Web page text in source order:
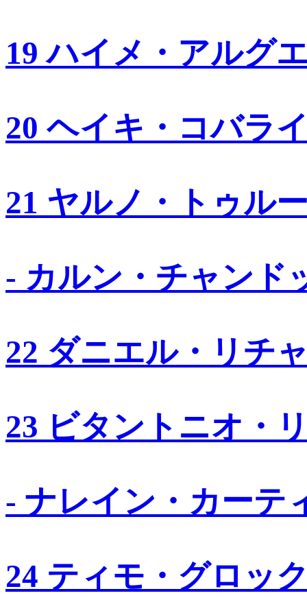
19 ハイメ・アルグ
20 ヘイキ・コバラ
21 ヤルノ・トゥル
- カルン・チャンド
22 ダニエル・リチ
23 ビタントニオ・
- ナレイン・カーテ
24 ティモ・グロッ